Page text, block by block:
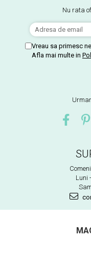
Nu rata
Vreau sa primesc
Afla mai multe in
Luni